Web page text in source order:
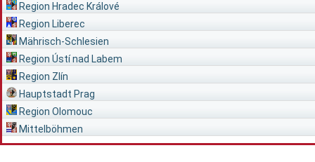
Region Hradec Králové
Region Liberec
Mährisch-Schlesien
Region Ústí nad Labem
Region Zlín
Hauptstadt Prag
Region Olomouc
Mittelböhmen